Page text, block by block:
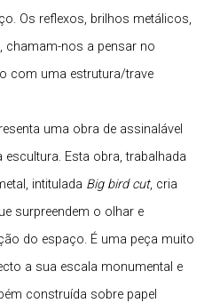
Os reflexos, brilhos metálicos,
chamam-nos a pensar no
com uma estrutura/trave
uma obra de assinalável
Esta obra, trabalhada
intitulada Big bird cut, cria
surpreendem o olhar e
do espaço. É uma peça muito
a sua escala monumental e
construída sobre papel